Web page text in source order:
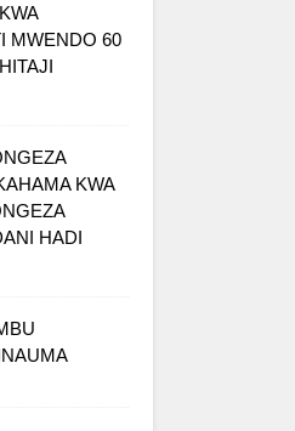
MWENDO 60
KWA
HADI